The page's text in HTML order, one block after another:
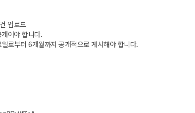
업로드
여야 합니다.
로부터 6개월까지 공개적으로 게시해야 합니다.